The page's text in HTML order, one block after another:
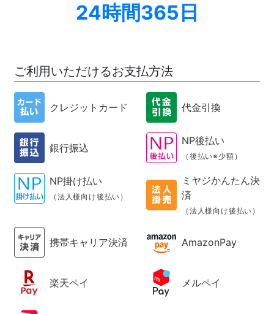
24時間365日
ご利用いただけるお支払方法
クレジットカード 代金引換
銀行振込
NP後払い
（後払い※少額）
NP掛け払い
（法人様向け後払い）
ミヤジかんたん決
済
（法人様向け後払い）
携帯キャリア決済 AmazonPay
楽天ペイ メルペイ